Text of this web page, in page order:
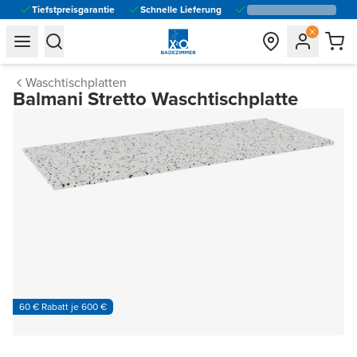
Tiefstpreisgarantie Schnelle Lieferung
general.navigation.toggle_menu.label
general.navigation.toggle_menu.label
Waschtischplatten
Balmani Stretto Waschtischplatte
60 € Rabatt je 600 €